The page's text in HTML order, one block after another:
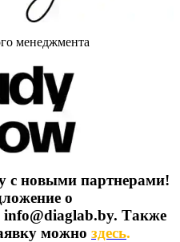
менеджмента
с новыми партнерами!
о
info@diaglab.by. Также
можно здесь.